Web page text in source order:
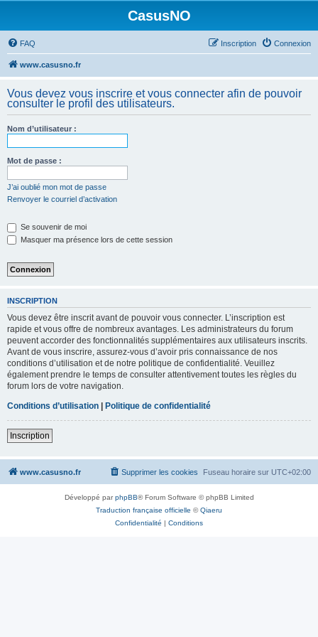
CasusNO
FAQ Connexion
Inscription
www.casusno.fr
Vous devez vous inscrire et vous connecter afin de pouvoir
consulter le profil des utilisateurs.
Nom d’utilisateur :
Mot de passe :
J’ai oublié mon mot de passe
Renvoyer le courriel d’activation
Se souvenir de moi
Masquer ma présence lors de cette session
INSCRIPTION
Vous devez être inscrit avant de pouvoir vous connecter. L’inscription est
rapide et vous offre de nombreux avantages. Les administrateurs du forum
peuvent accorder des fonctionnalités supplémentaires aux utilisateurs inscrits.
Avant de vous inscrire, assurez-vous d’avoir pris connaissance de nos
conditions d’utilisation et de notre politique de confidentialité. Veuillez
également prendre le temps de consulter attentivement toutes les règles du
forum lors de votre navigation.
Conditions d’utilisation | Politique de confidentialité
Inscription
www.casusno.fr Fuseau horaire sur UTC+02:00
Supprimer les cookies
Développé parphpBB® Forum Software © phpBB Limited
Traduction française officielle ©Qiaeru
Confidentialité | Conditions